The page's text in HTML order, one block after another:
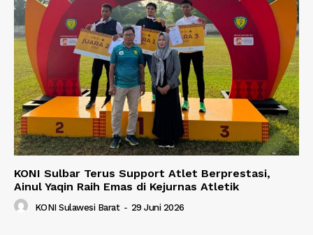
KONI Sulbar Terus Support Atlet Berprestasi,
Ainul Yaqin Raih Emas di Kejurnas Atletik
KONI Sulawesi Barat - 29 Juni 2026